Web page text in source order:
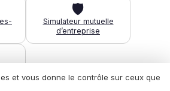
🛡️
Simulateur mutuelle
d’entreprise
et vous donne le contrôle sur ceux que